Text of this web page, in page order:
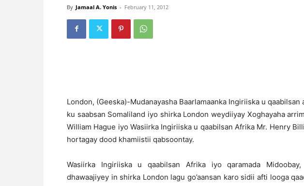
By Jamaal A. Yonis - February 11, 2012
London, (Geeska)-Mudanayasha Baarlamaanka Ingiriiska u qaabilsan
ku saabsan Somaliland iyo shirka London weydiiyay Xoghayaha
William Hague iyo Wasiirka Ingiriiska u qaabilsan Afrika Mr. Henry
hortagay dood khamiistii qabsoontay.
Wasiirka Ingiriiska u qaabilsan Afrika iyo qaramada
dhawaajiyey in shirka London lagu go’aansan karo sidii afti looga